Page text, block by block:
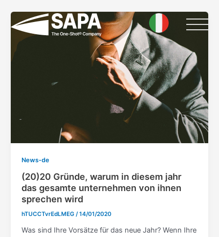
content
News-de
(20)20 Gründe, warum in diesem jahr
das gesamte unternehmen von ihnen
sprechen wird
hTUCCTvrEdLMEG/14/01/2020
Was sind Ihre Vorsätze für das neue Jahr? Wenn Ihre